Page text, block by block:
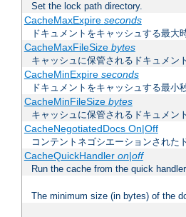
Set the lock path directory.
CacheMaxExpire seconds
ドキュメントをキャッシュする最大
CacheMaxFileSize bytes
キャッシュに保管されるドキュメン
CacheMinExpire seconds
ドキュメントをキャッシュする最小
CacheMinFileSize bytes
キャッシュに保管されるドキュメン
CacheNegotiatedDocs On|Off
コンテントネゴシエーションされた
CacheQuickHandler on|off
Run the cache from the quick
The minimum size (in bytes) of the